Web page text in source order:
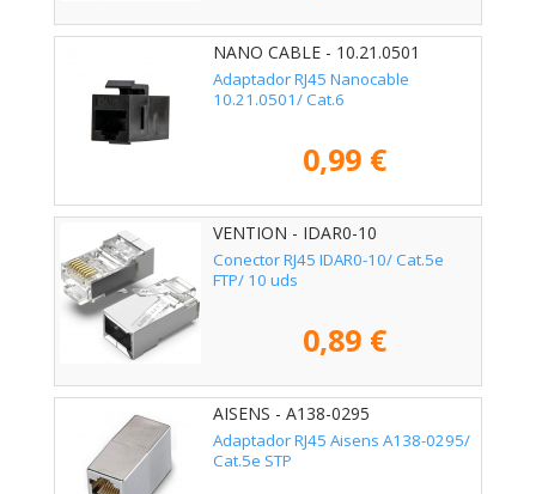
NANO CABLE - 10.21.0501
Adaptador RJ45 Nanocable
10.21.0501/ Cat.6
0,99 €
VENTION - IDAR0-10
Conector RJ45 IDAR0-10/ Cat.5e
FTP/ 10 uds
0,89 €
AISENS - A138-0295
Adaptador RJ45 Aisens A138-0295/
Cat.5e STP